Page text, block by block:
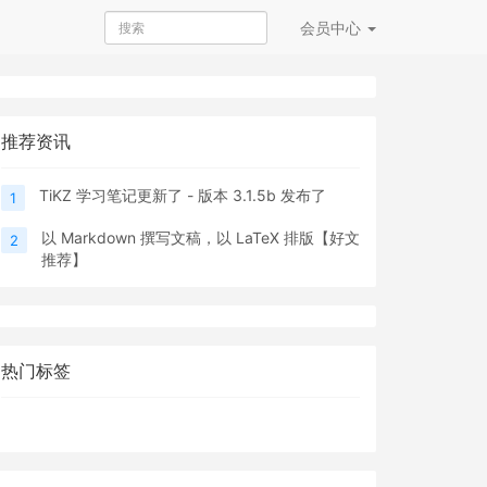
会员中心
推荐资讯
1 TiKZ 学习笔记更新了 - 版本 3.1.5b 发布了
2
以 Markdown 撰写文稿，以 LaTeX 排版【好文
推荐】
热门标签